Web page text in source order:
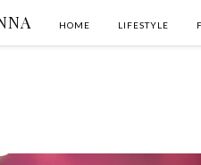
HOME LIFESTYLE